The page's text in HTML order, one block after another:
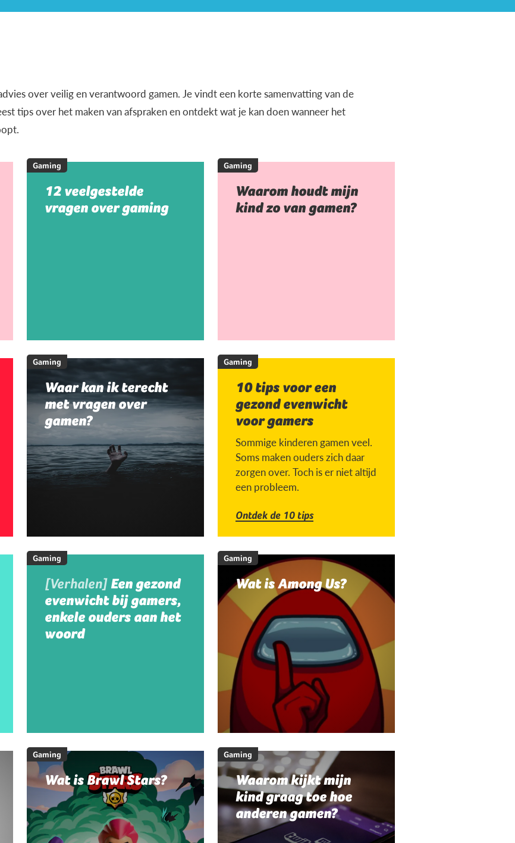
over veilig en verantwoord gamen. Je vindt een korte samenvatting van de
tips over het maken van afspraken en ontdekt wat je kan doen wanneer het
Gaming
12 veelgestelde
vragen over gaming
Gaming
Waarom houdt mijn
kind zo van gamen?
Gaming
Waar kan ik terecht
met vragen over
gamen?
Gaming
10 tips voor een
gezond evenwicht
voor gamers
Sommige kinderen gamen veel.
Soms maken ouders zich daar
zorgen over. Toch is er niet altijd
een probleem.
Ontdek de 10 tips
Gaming
[Verhalen] Een gezond
evenwicht bij gamers,
enkele ouders aan het
woord
Gaming
Wat is Among Us?
Gaming
Wat is Brawl Stars?
Gaming
Waarom kijkt mijn
kind graag toe hoe
anderen gamen?